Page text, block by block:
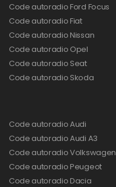
Code autoradio Ford Focus
Code autoradio Fiat
Code autoradio Nissan
Code autoradio Opel
Code autoradio Seat
Code autoradio Skoda
Code autoradio Audi
Code autoradio Audi A3
Code autoradio Volkswagen
Code autoradio Peugeot
Code autoradio Dacia